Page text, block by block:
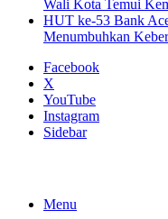
Wali Kota Temui
HUT ke-53 Bank
Menumbuhkan
Facebook
X
YouTube
Instagram
Sidebar
Menu